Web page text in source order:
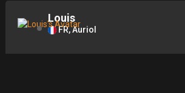
Louis
FR, Auriol